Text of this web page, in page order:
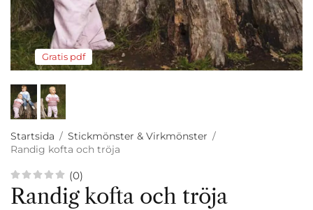
Gratis pdf
Startsida / Stickmönster & Virkmönster /
Randig kofta och tröja
(0)
Randig kofta och tröja